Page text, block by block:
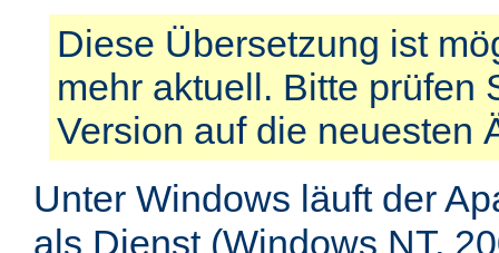
Diese Übersetzung ist
mehr aktuell. Bitte prüfen
Version auf die neuesten
Unter Windows läuft der
als Dienst (Windows NT,